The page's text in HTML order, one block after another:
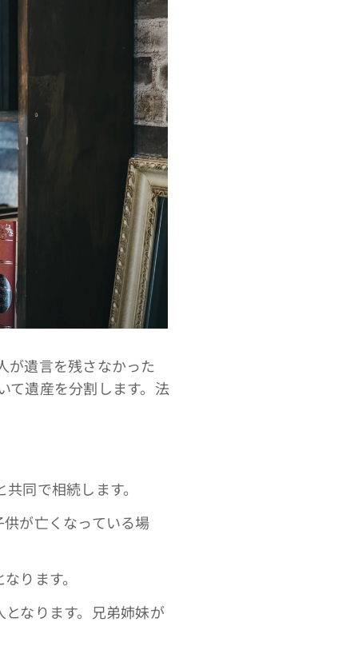
遺言を残さなかった
て遺産を分割します。法
同で相続します。
が亡くなっている場
ります。
なります。兄弟姉妹が